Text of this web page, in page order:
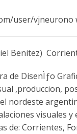
user/vjneurono
Benitez)
de DisenÌƒo
,produccion,
nordeste
visuales y
de: Corrientes,